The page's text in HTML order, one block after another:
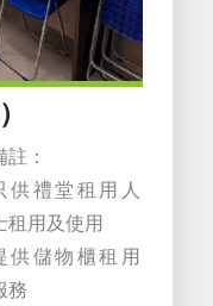
註：
供禮堂租用人
租用及使用
供儲物櫃租用
務